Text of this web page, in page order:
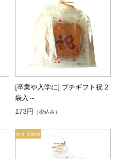
[卒業や入学に] プチギフト祝 2
袋入～
173円
（税込み）